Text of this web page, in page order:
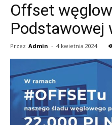
Offset
Podstawowej
Przez Admin - 4 kwietnia 2024